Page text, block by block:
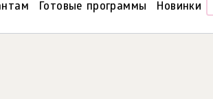
Готовые программы Новинки